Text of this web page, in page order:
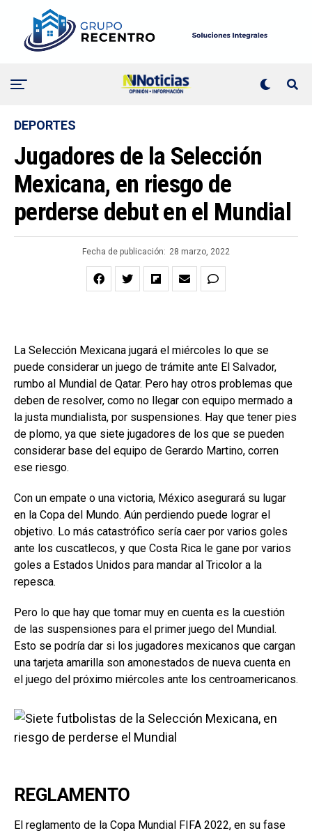
DEPORTES
Jugadores de la Selección
Mexicana, en riesgo de
perderse debut en el Mundial
Fecha de publicación: 28 marzo, 2022
La Selección Mexicana jugará el miércoles lo que se
puede considerar un juego de trámite ante El Salvador,
rumbo al Mundial de Qatar. Pero hay otros problemas que
deben de resolver, como no llegar con equipo mermado a
la justa mundialista, por suspensiones. Hay que tener pies
de plomo, ya que siete jugadores de los que se pueden
considerar base del equipo de Gerardo Martino, corren
ese riesgo.
Con un empate o una victoria, México asegurará su lugar
en la Copa del Mundo. Aún perdiendo puede lograr el
objetivo. Lo más catastrófico sería caer por varios goles
ante los cuscatlecos, y que Costa Rica le gane por varios
goles a Estados Unidos para mandar al Tricolor a la
repesca.
Pero lo que hay que tomar muy en cuenta es la cuestión
de las suspensiones para el primer juego del Mundial.
Esto se podría dar si los jugadores mexicanos que cargan
una tarjeta amarilla son amonestados de nueva cuenta en
el juego del próximo miércoles ante los centroamericanos.
REGLAMENTO
El reglamento de la Copa Mundial FIFA 2022, en su fase